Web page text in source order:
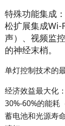
特殊功能集成
松扩展集成Wi-
声）、视频监
的神经末梢。
单灯控制技术的
经济效益最大化
30%-60%的能耗
蓄电池和光源寿